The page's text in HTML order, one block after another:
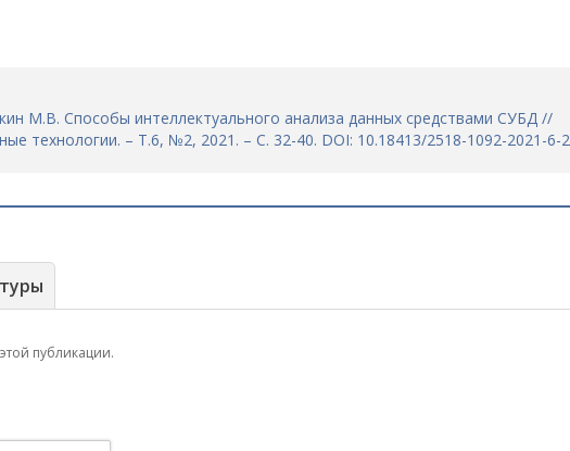
М.В. Способы интеллектуального анализа данных средствами СУБД //
технологии. – Т.6, №2, 2021. – С. 32-40. DOI: 10.18413/2518-1092-2021-6-
публикации.